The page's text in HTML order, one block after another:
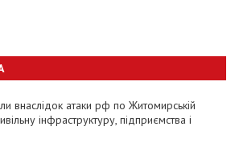
внаслідок атаки рф по Житомирській
інфраструктуру, підприємства і